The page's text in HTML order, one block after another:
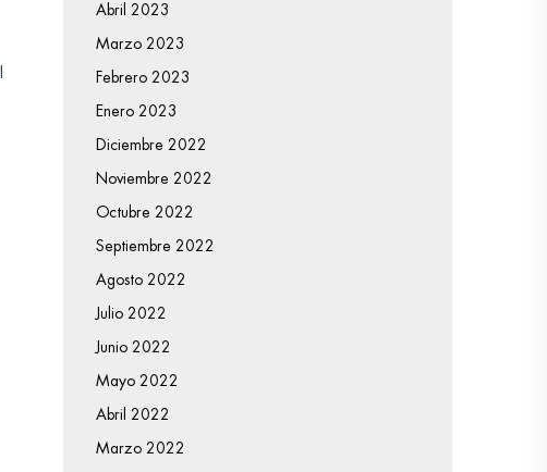
Abril 2023
Marzo 2023
Febrero 2023
Enero 2023
Diciembre 2022
Noviembre 2022
Octubre 2022
Septiembre 2022
Agosto 2022
Julio 2022
Junio 2022
Mayo 2022
Abril 2022
Marzo 2022